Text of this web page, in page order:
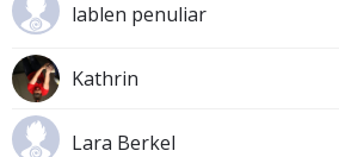
lablen penuliar
Kathrin
Lara Berkel